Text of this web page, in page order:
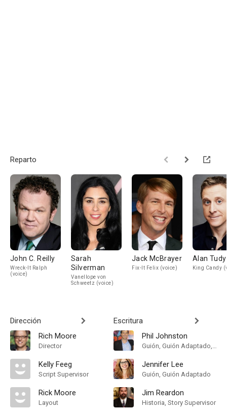
Reparto
John C. Reilly
Wreck-It Ralph
(voice)
Sarah
Silverman
Vanellope von
Schweetz (voice)
Jack McBrayer
Fix-It Felix (voice)
Alan
King Candy
Dirección
Rich Moore
Director
Kelly Feeg
Script Supervisor
Rick Moore
Layout
Escritura
Phil Johnston
Guión, Guión Adaptado, Historia
Jennifer Lee
Guión, Guión Adaptado
Jim Reardon
Historia, Story Supervisor